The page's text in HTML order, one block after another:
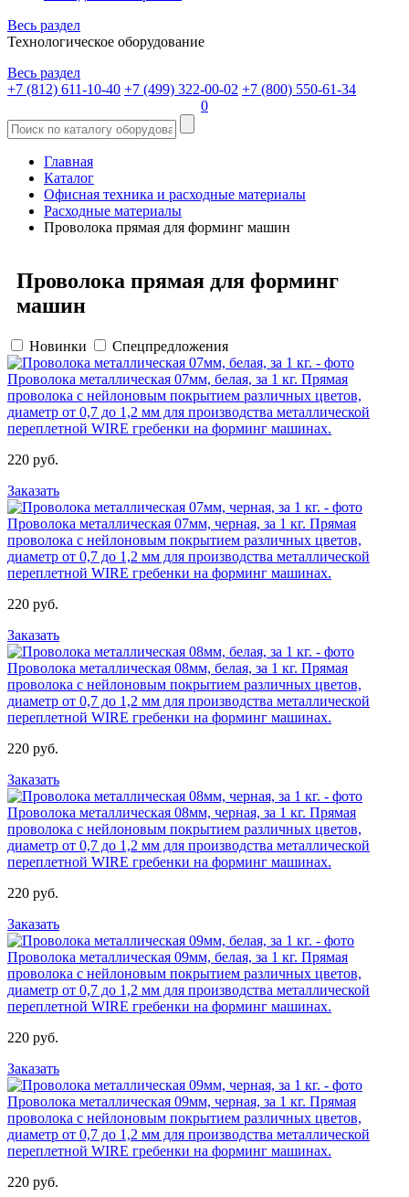
Весь раздел
Технологическое оборудование
Весь раздел
+7 (812) 611-10-40 +7 (499) 322-00-02 +7 (800) 550-61-34
0
Главная
Каталог
Офисная техника и расходные материалы
Расходные материалы
Проволока прямая для форминг машин
Проволока прямая для форминг
машин
Новинки Спецпредложения
Проволока металлическая 07мм, белая, за 1 кг. Прямая
проволока с нейлоновым покрытием различных цветов,
диаметр от 0,7 до 1,2 мм для производства металлической
переплетной WIRE гребенки на форминг машинах.
220 руб.
Заказать
Проволока металлическая 07мм, черная, за 1 кг. Прямая
проволока с нейлоновым покрытием различных цветов,
диаметр от 0,7 до 1,2 мм для производства металлической
переплетной WIRE гребенки на форминг машинах.
220 руб.
Заказать
Проволока металлическая 08мм, белая, за 1 кг. Прямая
проволока с нейлоновым покрытием различных цветов,
диаметр от 0,7 до 1,2 мм для производства металлической
переплетной WIRE гребенки на форминг машинах.
220 руб.
Заказать
Проволока металлическая 08мм, черная, за 1 кг. Прямая
проволока с нейлоновым покрытием различных цветов,
диаметр от 0,7 до 1,2 мм для производства металлической
переплетной WIRE гребенки на форминг машинах.
220 руб.
Заказать
Проволока металлическая 09мм, белая, за 1 кг. Прямая
проволока с нейлоновым покрытием различных цветов,
диаметр от 0,7 до 1,2 мм для производства металлической
переплетной WIRE гребенки на форминг машинах.
220 руб.
Заказать
Проволока металлическая 09мм, черная, за 1 кг. Прямая
проволока с нейлоновым покрытием различных цветов,
диаметр от 0,7 до 1,2 мм для производства металлической
переплетной WIRE гребенки на форминг машинах.
220 руб.